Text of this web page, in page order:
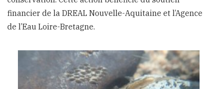
financier de la DREAL Nouvelle-Aquitaine et l’Agence
de l’Eau Loire-Bretagne.